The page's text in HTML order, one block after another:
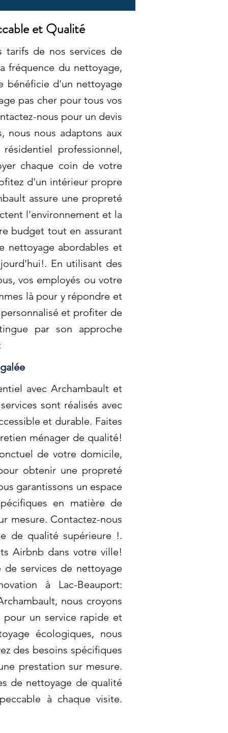
et Qualité
tarifs de nos services de
fréquence du nettoyage,
bénéficie d'un nettoyage
pas cher pour tous vos
nous pour un devis
nous nous adaptons aux
professionnel,
chaque coin de votre
d'un intérieur propre
assure une propreté
l'environnement et la
budget tout en assurant
nettoyage abordables et
En utilisant des
vos employés ou votre
là pour y répondre et
et profiter de
par son approche
avec Archambault et
sont réalisés avec
et durable. Faites
ménager de qualité!
de votre domicile,
obtenir une propreté
garantissons un espace
en matière de
mesure. Contactez-nous
de qualité supérieure !.
Airbnb dans votre ville!
services de nettoyage
à Lac-Beauport:
nous croyons
un service rapide et
écologiques, nous
des besoins spécifiques
prestation sur mesure.
de nettoyage de qualité
à chaque visite.